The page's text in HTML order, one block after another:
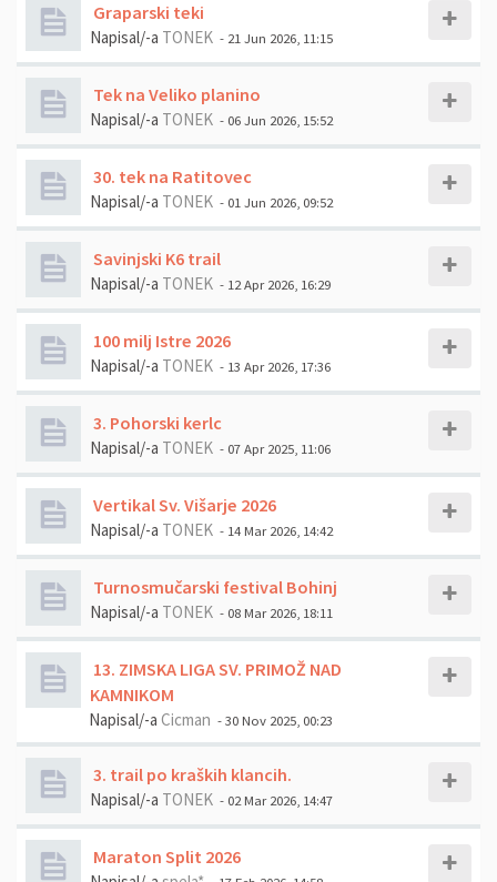
Graparski teki
Napisal/-a TONEK - 21 Jun 2026, 11:15
Tek na Veliko planino
Napisal/-a TONEK - 06 Jun 2026, 15:52
30. tek na Ratitovec
Napisal/-a TONEK - 01 Jun 2026, 09:52
Savinjski K6 trail
Napisal/-a TONEK - 12 Apr 2026, 16:29
100 milj Istre 2026
Napisal/-a TONEK - 13 Apr 2026, 17:36
3. Pohorski kerlc
Napisal/-a TONEK - 07 Apr 2025, 11:06
Vertikal Sv. Višarje 2026
Napisal/-a TONEK - 14 Mar 2026, 14:42
Turnosmučarski festival Bohinj
Napisal/-a TONEK - 08 Mar 2026, 18:11
13. ZIMSKA LIGA SV. PRIMOŽ NAD
KAMNIKOM
Napisal/-a Cicman - 30 Nov 2025, 00:23
3. trail po kraških klancih.
Napisal/-a TONEK - 02 Mar 2026, 14:47
Maraton Split 2026